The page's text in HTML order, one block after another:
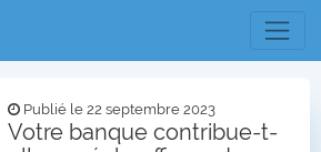
Publié le 22 septembre 2023
Votre banque contribue-t-